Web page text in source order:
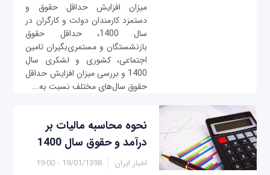
میزان افزایش حداقل حقوق و
دستمزد کارمندان دولت و کارگران در
سال 1400، حداقل حقوق
بازنشستگان و مستمری‌بگیران تامین
اجتماعی، کشوری و لشکری سال
1400 و بررسی میزان افزایش حداقل
حقوق سال‌های مختلف نسبت به...
نحوه محاسبه مالیات بر
درآمد و حقوق سال 1400
اخبار ایران 19/01/1398 - 19:00